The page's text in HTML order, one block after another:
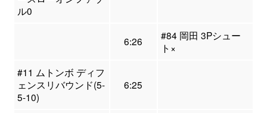
ル0
6:26
#84 岡田 3Pシュー
ト×
#11 ムトンボ ディフ
ェンスリバウンド(5-
5-10)
6:25